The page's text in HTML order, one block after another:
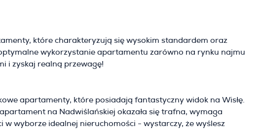
które charakteryzują się wysokim standardem oraz
wykorzystanie apartamentu zarówno na rynku najmu
i zyskaj realną przewagę!
apartamenty, które posiadają fantastyczny widok na Wisłę.
na Nadwiślańskiej okazała się trafna, wymaga
wyborze idealnej nieruchomości - wystarczy, że wyślesz